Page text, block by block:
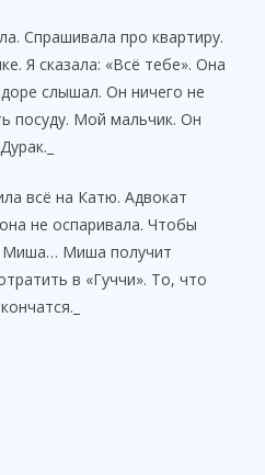
Спрашивала про квартиру.
Я сказала: «Всё тебе». Она
слышал. Он ничего не
посуду. Мой мальчик. Он
всё на Катю. Адвокат
не оспаривала. Чтобы
Миша… Миша получит
в «Гуччи». То, что